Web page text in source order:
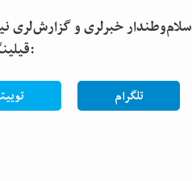
سلام‌وطندار خبرلری و گزارش‌لری
قیلینگ:
تلگرام